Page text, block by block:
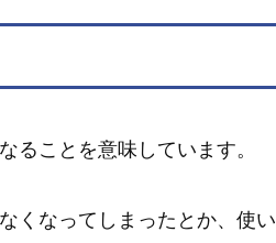
ることを意味しています。
くなってしまったとか、使い